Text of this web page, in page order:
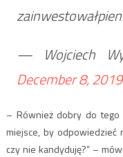
— Wojciech
December 8, 2019
– Również dobry do tego
miejsce, by odpowiedzieć
czy nie kandyduję?” –